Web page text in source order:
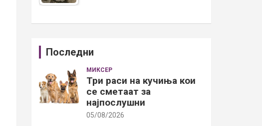
Последни
МИКСЕР
Три раси на кучиња кои
се сметаат за
најпослушни
05/08/2026